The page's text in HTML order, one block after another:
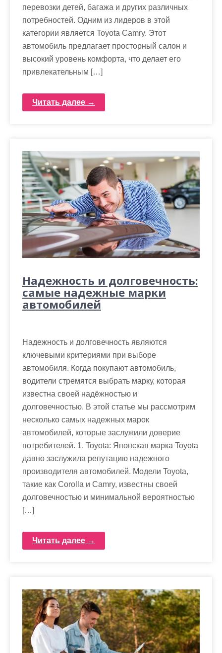
перевозки детей, багажа и других различных
потребностей. Одним из лидеров в этой
категории является Toyota Camry. Этот
автомобиль предлагает просторный салон и
высокий уровень комфорта, что делает его
привлекательным […]
Читать далее →
Надежность и долговечность:
самые надежные марки
автомобилей
Надежность и долговечность являются
ключевыми критериями при выборе
автомобиля. Когда покупают автомобиль,
водители стремятся выбрать марку, которая
известна своей надёжностью и
долговечностью. В этой статье мы рассмотрим
несколько самых надежных марок
автомобилей, которые заслужили доверие
потребителей. 1. Toyota: Японская марка Toyota
давно заслужила репутацию надежного
производителя автомобилей. Модели Toyota,
такие как Corolla и Camry, известны своей
долговечностью и минимальной вероятностью
[…]
Читать далее →